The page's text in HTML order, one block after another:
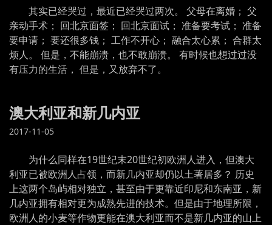
怀
念
它”
其实已经哭过，最近已经哭过两次。 父母在离婚； 父
亲动手术； 回北京面签； 回北京面试； 准备要考试； 准备
要申请； 要还很多钱； 工作不开心； 融合太心累； 合群太
烦人。 但是，不能崩溃，也不敢崩溃。 有时候也想过过没
有压力的生活， 但是，又放弃不了。
澳大利亚和新几内亚
2017-11-05
为什么同样在19世纪末20世纪初欧洲人进入，但澳大
利亚已被欧洲人占领，而新几内亚却仍以土著居多？ 历史
上这两个岛屿相对独立，甚至由于更靠近印尼和东南亚，新
几内亚拥有相对更为成熟先进的技术。但是由于地理所限，
欧洲人的小麦等作物更能在澳大利亚而不是新几内亚的山上